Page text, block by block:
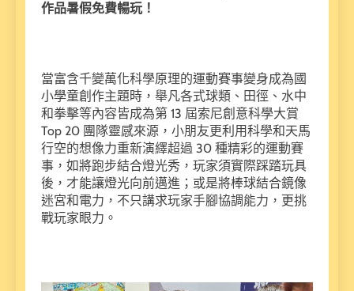
作品暑假免費暢玩！
當富含千變萬化科學原理的運動賽事變身成為國
小學童創作主題時，舉凡各式球類、田徑、水中
和拳擊等內容皆成為第 13 屆索尼創意科學大賞
Top 20 團隊靈感來源，小朋友更利用科學和天馬
行空的想像力重新演繹超過 30 種精彩的運動賽
事，如將跑步結合燈光秀，玩家須實際踩踏玩具
後，才能讓燈光向前邁進；或是將棒球結合鏡像
迷宮和電力，不只講求玩家手腳協調能力，更挑
戰玩家眼力。